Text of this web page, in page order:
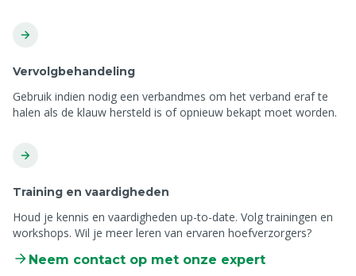
Vervolgbehandeling
Gebruik indien nodig een verbandmes om het verband eraf te
halen als de klauw hersteld is of opnieuw bekapt moet worden.
Training en vaardigheden
Houd je kennis en vaardigheden up-to-date. Volg trainingen en
workshops. Wil je meer leren van ervaren hoefverzorgers?
Neem contact op met onze expert